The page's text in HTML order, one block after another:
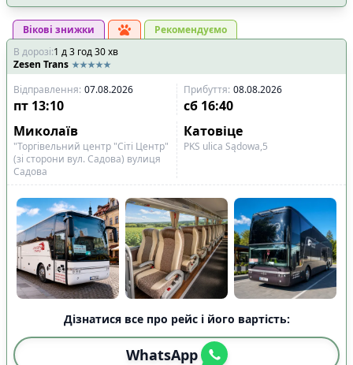
Вікові знижки
Рекомендуємо
В дорозі:1 д3 год30хв
Zesen Trans
Відправлення: 07.08.2026 Прибуття: 08.08.2026
пт 13:10 сб 16:40
Миколаїв
Катовіце
"Торгівельний центр "Сіті Центр"
(зі сторони вул. Садова) вулиця
Садова
PKS ulіca Sądowa,5
Дізнатися все про рейс і його вартість:
WhatsApp